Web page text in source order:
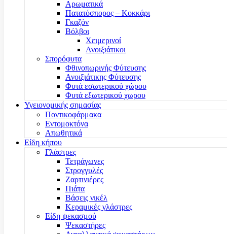
Αρωματικά
Πατατόσπορος – Κοκκάρι
Γκαζόν
Βόλβοι
Χειμερινοί
Ανοιξιάτικοι
Σπορόφυτα
Φθινοπωρινής Φύτευσης
Ανοιξιάτικης Φύτευσης
Φυτά εσωτερικού χώρου
Φυτά εξωτερικού χωρου
Υγειονομικής σημασίας
Ποντικοφάρμακα
Εντομοκτόνα
Απωθητικά
Είδη κήπου
Γλάστρες
Τετράγωνες
Στρογγυλές
Ζαρτινιέρες
Πιάτα
Βάσεις νικέλ
Κεραμικές γλάστρες
Είδη ψεκασμού
Ψεκαστήρες